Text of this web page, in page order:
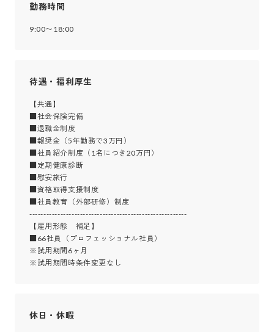
勤務時間
9:00〜18:00
待遇・福利厚生
【共通】
■社会保険完備
■退職金制度
■報奨金（5年勤務で3万円）
■社員紹介制度（1名につき20万円）
■定期健康診断
■慰安旅行
■資格取得支援制度
■社員教育（外部研修）制度
--------------------------------------------------------
【雇用形態　補足】
■66社員（プロフェッショナル社員）
※試用期間6ヶ月
※試用期間時条件変更なし
休日・休暇